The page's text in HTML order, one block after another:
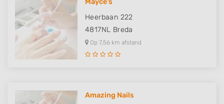
Mayce's
Heerbaan 222
4817NL Breda
Op 7,56 km afstand
Amazing Nails